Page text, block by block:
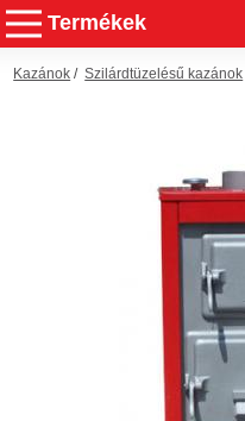
Termékek
Kazánok /Szilárdtüzelésű kazánok